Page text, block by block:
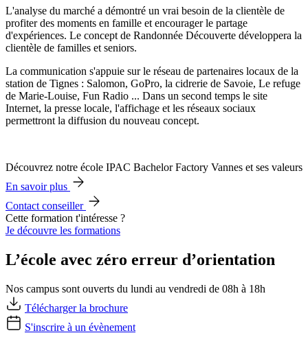
L'analyse du marché a démontré un vrai besoin de la clientèle de
profiter des moments en famille et encourager le partage
d'expériences. Le concept de Randonnée Découverte développera la
clientèle de familles et seniors.
La communication s'appuie sur le réseau de partenaires locaux de la
station de Tignes : Salomon, GoPro, la cidrerie de Savoie, Le refuge
de Marie-Louise, Fun Radio ... Dans un second temps le site
Internet, la presse locale, l'affichage et les réseaux sociaux
permettront la diffusion du nouveau concept.
Découvrez notre école IPAC Bachelor Factory Vannes et ses valeurs
En savoir plus
Contact conseiller
Cette formation t'intéresse ?
Je découvre les formations
L’école avec zéro erreur d’orientation
Nos campus sont ouverts du lundi au vendredi de 08h à 18h
Télécharger la brochure
S'inscrire à un évènement